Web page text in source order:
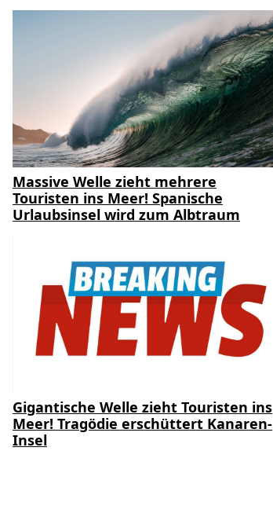
Massive Welle zieht mehrere
Touristen ins Meer! Spanische
Urlaubsinsel wird zum Albtraum
Gigantische Welle zieht Touristen ins
Meer! Tragödie erschüttert Kanaren-
Insel